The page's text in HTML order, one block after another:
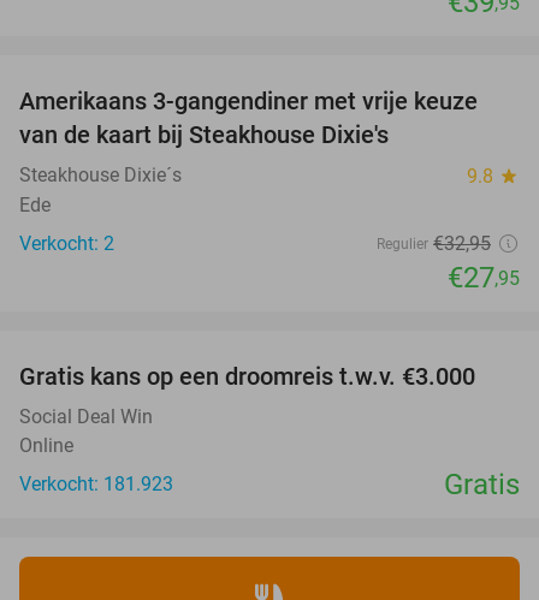
15%
TODAY
Amerikaans 3-gangendiner met vrije keuze
van de kaart bij Steakhouse Dixie's
Steakhouse Dixie´s 9.8 star
Ede
Verkocht: 2
Regulier €32,95
€27,95
Gratis kans op een droomreis t.w.v. €3.000
Social Deal Win
Online
Verkocht: 181.923
Gratis